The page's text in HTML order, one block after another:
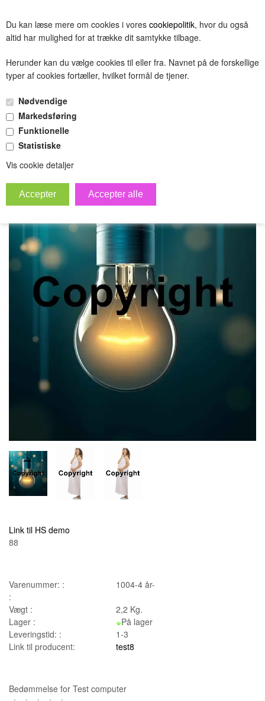
Du kan læse mere om cookies i vores cookiepolitik, hvor du også
altid har mulighed for at trække dit samtykke tilbage.
Herunder kan du vælge cookies til eller fra. Navnet på de forskellige
typer af cookies fortæller, hvilket formål de tjener.
Nødvendige
Markedsføring
Funktionelle
Statistiske
Vis cookie detaljer
(0.00 DKK)
Test computer
Forside»Grafikkort
Link til HS demo
88
Varenummer: :
1004-4 år-
:
Vægt :
2,2 Kg.
Lager :
På lager
Leveringstid: :
1-3
Link til producent:
test8
Bedømmelse for Test computer